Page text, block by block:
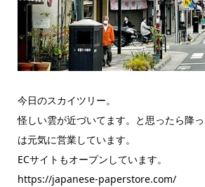
今日のスカイツリー。
怪しい雲が近づいてます。と思ったら降
は元気に営業しています。
ECサイトもオープンしています。
https://japanese-paperstore.com/